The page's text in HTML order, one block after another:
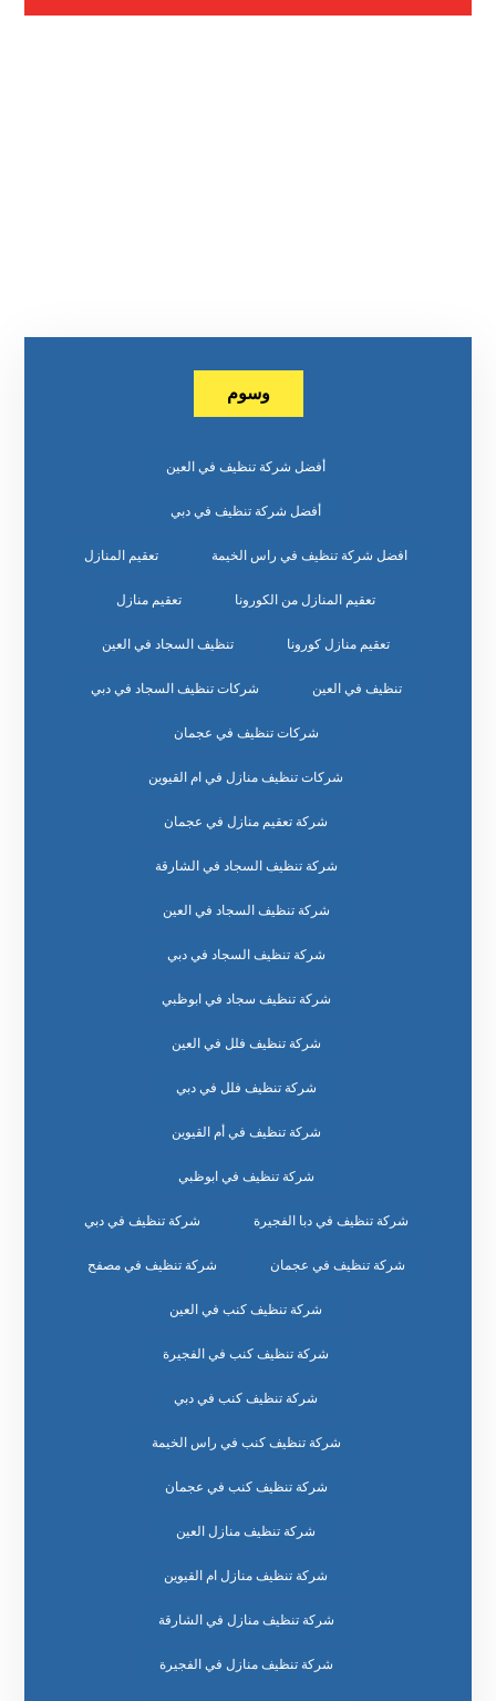
وسوم
أفضل شركة تنظيف في العين
أفضل شركة تنظيف في دبي
افضل شركة تنظيف في راس الخيمة تعقيم المنازل
تعقيم المنازل من الكورونا تعقيم منازل
تعقيم منازل كورونا تنظيف السجاد في العين
تنظيف في العين شركات تنظيف السجاد في دبي
شركات تنظيف في عجمان
شركات تنظيف منازل في ام القيوين
شركة تعقيم منازل في عجمان
شركة تنظيف السجاد في الشارقة
شركة تنظيف السجاد في العين
شركة تنظيف السجاد في دبي
شركة تنظيف سجاد في ابوظبي
شركة تنظيف فلل في العين
شركة تنظيف فلل في دبي
شركة تنظيف في أم القيوين
شركة تنظيف في ابوظبي
شركة تنظيف في دبا الفجيرة شركة تنظيف في دبي
شركة تنظيف في عجمان شركة تنظيف في مصفح
شركة تنظيف كنب في العين
شركة تنظيف كنب في الفجيرة
شركة تنظيف كنب في دبي
شركة تنظيف كنب في راس الخيمة
شركة تنظيف كنب في عجمان
شركة تنظيف منازل العين
شركة تنظيف منازل ام القيوين
شركة تنظيف منازل في الشارقة
شركة تنظيف منازل في الفجيرة